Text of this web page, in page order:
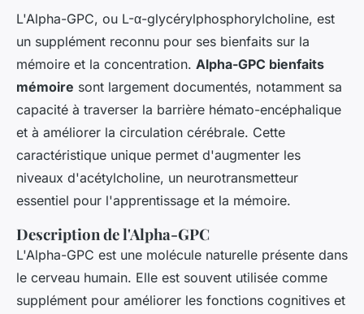
L'Alpha-GPC, ou L-α-glycérylphosphorylcholine, est
un supplément reconnu pour ses bienfaits sur la
mémoire et la concentration. Alpha-GPC bienfaits
mémoire sont largement documentés, notamment sa
capacité à traverser la barrière hémato-encéphalique
et à améliorer la circulation cérébrale. Cette
caractéristique unique permet d'augmenter les
niveaux d'acétylcholine, un neurotransmetteur
essentiel pour l'apprentissage et la mémoire.
Description de l'Alpha-GPC
L'Alpha-GPC est une molécule naturelle présente dans
le cerveau humain. Elle est souvent utilisée comme
supplément pour améliorer les fonctions cognitives et